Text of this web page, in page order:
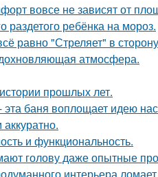
вовсе не зависят от
ребёнка на мороз.
равно "Стреляет" в
атмосфера.
прошлых лет.
баня воплощает идею
и функциональность.
голову даже опытные